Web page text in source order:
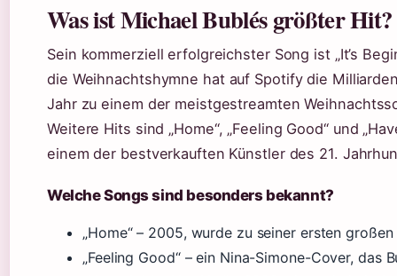
Was ist Michael Bublés größter Hit?
Sein kommerziell erfolgreichster Song ist „It’s
die Weihnachtshymne hat auf Spotify die
Jahr zu einem der meistgestreamten
Weitere Hits sind „Home“, „Feeling Good“ und
einem der bestverkauften Künstler des 21.
Welche Songs sind besonders bekannt?
„Home“ – 2005, wurde zu seiner ersten
„Feeling Good“ – ein Nina-Simone-Cover, das